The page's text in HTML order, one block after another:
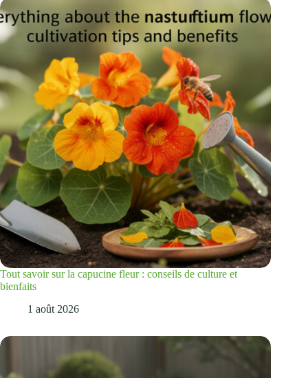
Tout savoir sur la capucine fleur : conseils de culture et
bienfaits
1 août 2026